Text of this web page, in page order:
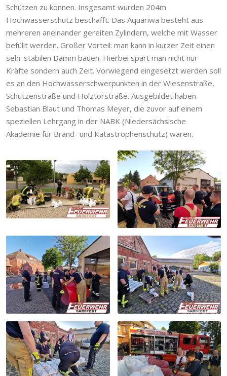
Schützen zu können. Insgesamt wurden 204m
Hochwasserschutz beschafft. Das Aquariwa besteht aus
mehreren aneinander gereiten Zylindern, welche mit Wasser
befüllt werden. Großer Vorteil: man kann in kurzer Zeit einen
sehr stabilen Damm bauen. Hierbei spart man nicht nur
Kräfte sondern auch Zeit. Vorwiegend eingesetzt werden soll
es an den Hochwasserschwerpunkten in der Wiesenstraße,
Schützenstraße und Holztorstraße. Ausgebildet haben
Sebastian Blaut und Thomas Meyer, die zuvor auf einem
speziellen Lehrgang in der NABK (Niedersächsische
Akademie für Brand- und Katastrophenschutz) waren.